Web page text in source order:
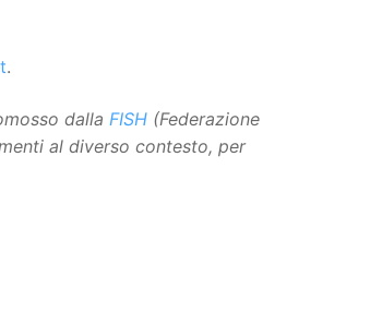
.
dalla FISH (Federazione
al diverso contesto, per